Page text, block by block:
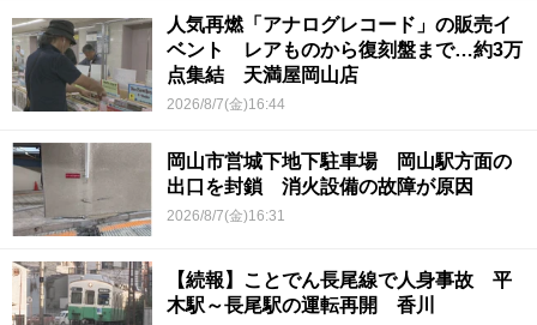
人気再燃「アナログレコード」の販売イ
ベント レアものから復刻盤まで…約3万
点集結 天満屋岡山店
2026/8/7(金)16:44
岡山市営城下地下駐車場 岡山駅方面の
出口を封鎖 消火設備の故障が原因
2026/8/7(金)16:31
【続報】ことでん長尾線で人身事故 平
木駅～長尾駅の運転再開 香川